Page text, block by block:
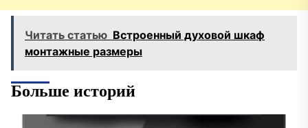
Читать статью Встроенный духовой шкаф
монтажные размеры
Больше историй